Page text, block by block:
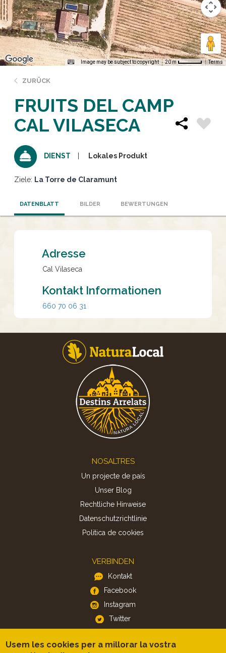
Image may be subject to copyright 20 m Terms
ZURÜCK
FRUITS DEL CAMP
CAL VILASECA
DIENST Lokales Produkt
Ziele: La Torre de Claramunt
DATENBLATT BILDER BEWERTUNGEN
Adresse
Cal Vilaseca
Kontakt Informationen
660 70 06 31
NOSALTRES
Un projecte de país
Unser Blog
Rechtliche Hinweise
Datenschutzrichtlinie
Politica de cookies
VERBINDEN
Kontakt
Facebook
Instagram
Twitter
APP
Usem les cookies per a millorar la vostra